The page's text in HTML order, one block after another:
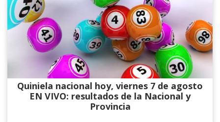
Quiniela nacional hoy, viernes 7 de agosto
EN VIVO: resultados de la Nacional y
Provincia